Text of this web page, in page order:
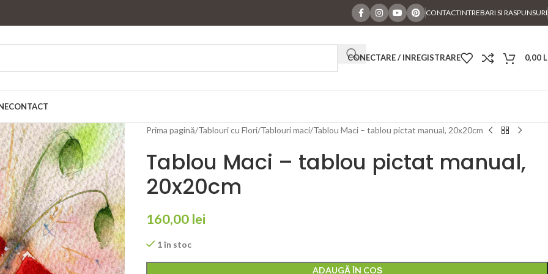
CONTACTINTREBARI SI RASPUNSURI
CONECTARE / INREGISTRARE 0,00
CONTACT
Prima pagină Tablouri cu Flori Tablouri maci Tablou Maci – tablou pictat manual, 20x20cm
Tablou Maci – tablou pictat manual,
20x20cm
160,00 lei
1 în stoc
ADAUGĂ ÎN COȘ